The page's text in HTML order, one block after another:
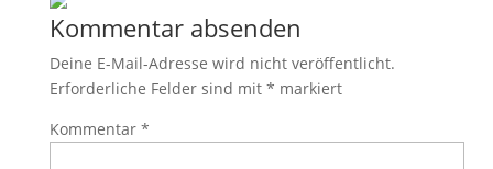
Kommentar absenden
Deine E-Mail-Adresse wird nicht veröffentlicht.
Erforderliche Felder sind mit * markiert
Kommentar *